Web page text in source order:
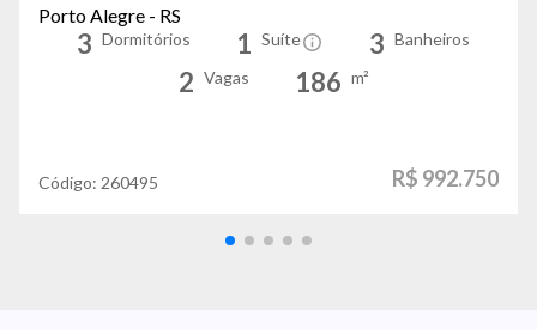
Porto Alegre - RS
3 Dormitórios 1 Suíte 3 Banheiros
2 Vagas 186 m²
Código: 260495 R$ 992.750